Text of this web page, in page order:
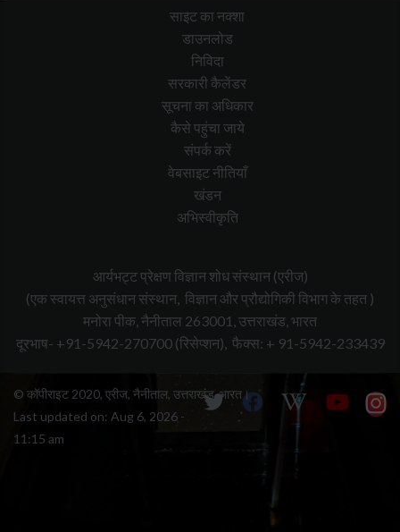
साइट का नक्शा
डाउनलोड
निविदा
सरकारी कैलेंडर
सूचना का अधिकार
कैसे पहुंचा जाये
संपर्क करें
वेबसाइट नीतियाँ
खंडन
अभिस्वीकृति
आर्यभट्ट प्रेक्षण विज्ञान शोध संस्थान (एरीज)
(एक स्वायत्त अनुसंधान संस्थान, विज्ञान और प्रौद्योगिकी विभाग के तहत )
मनोरा पीक, नैनीताल 263001, उत्तराखंड, भारत
दूरभाष- +91-5942-270700 (रिसेप्शन), फैक्स: + 91-5942-233439
© कॉपीराइट 2020, एरीज, नैनीताल, उत्तराखंड, भारत।
Last updated on: Aug 6, 2026 -
11:15 am